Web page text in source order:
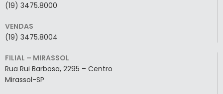
(19) 3475.8000
VENDAS
(19) 3475.8004
FILIAL – MIRASSOL
Rua Rui Barbosa, 2295 – Centro
Mirassol-SP